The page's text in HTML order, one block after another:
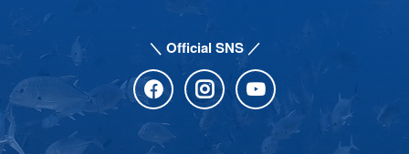
＼ Official SNS ／